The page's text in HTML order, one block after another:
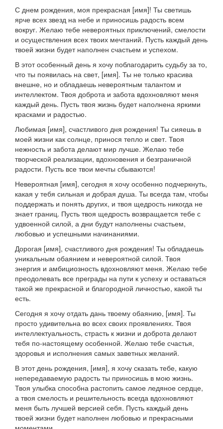
С днем рождения, моя прекрасная [имя]! Ты светишь
ярче всех звезд на небе и приносишь радость всем
вокруг. Желаю тебе невероятных приключений, смелости
и осуществления всех твоих мечтаний. Пусть каждый день
твоей жизни будет наполнен счастьем и успехом.
В этот особенный день я хочу поблагодарить судьбу за то,
что ты появилась на свет, [имя]. Ты не только красива
внешне, но и обладаешь невероятным талантом и
интеллектом. Твоя доброта и забота вдохновляют меня
каждый день. Пусть твоя жизнь будет наполнена яркими
красками и радостью.
Любимая [имя], счастливого дня рождения! Ты сияешь в
моей жизни как солнце, принося тепло и свет. Твоя
нежность и забота делают мир лучше. Желаю тебе
творческой реализации, вдохновения и безграничной
радости. Пусть все твои мечты сбываются!
Невероятная [имя], сегодня я хочу особенно подчеркнуть,
какая у тебя сильная и добрая душа. Ты всегда там, чтобы
поддержать и понять других, и твоя щедрость никогда не
знает границ. Пусть твоя щедрость возвращается тебе с
удвоенной силой, а дни будут наполнены счастьем,
любовью и успешными начинаниями.
Дорогая [имя], счастливого дня рождения! Ты обладаешь
уникальным обаянием и невероятной силой. Твоя
энергия и амбициозность вдохновляют меня. Желаю тебе
преодолевать все преграды на пути к успеху и оставаться
такой же прекрасной и благородной личностью, какой ты
есть.
Сегодня я хочу отдать дань твоему обаянию, [имя]. Ты
просто удивительна во всех своих проявлениях. Твоя
интеллектуальность, страсть к жизни и доброта делают
тебя по-настоящему особенной. Желаю тебе счастья,
здоровья и исполнения самых заветных желаний.
В этот день рождения, [имя], я хочу сказать тебе, какую
непередаваемую радость ты приносишь в мою жизнь.
Твоя улыбка способна растопить самое ледяное сердце,
а твоя смелость и решительность всегда вдохновляют
меня быть лучшей версией себя. Пусть каждый день
твоей жизни будет наполнен любовью и прекрасными